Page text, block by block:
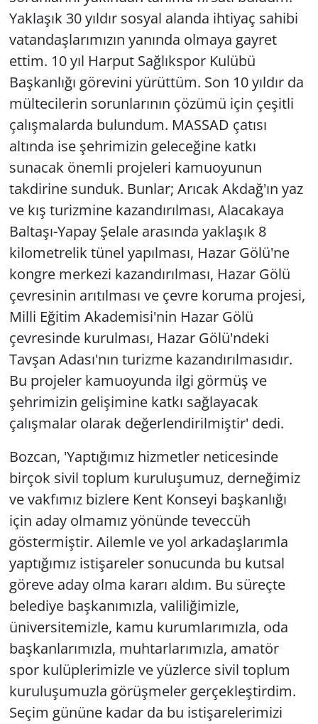
Yaklaşık 30 yıldır sosyal alanda ihtiyaç sahibi
vatandaşlarımızın yanında olmaya gayret
ettim. 10 yıl Harput Sağlıkspor Kulübü
Başkanlığı görevini yürüttüm. Son 10 yıldır da
mültecilerin sorunlarının çözümü için çeşitli
çalışmalarda bulundum. MASSAD çatısı
altında ise şehrimizin geleceğine katkı
sunacak önemli projeleri kamuoyunun
takdirine sunduk. Bunlar; Arıcak Akdağ'ın yaz
ve kış turizmine kazandırılması, Alacakaya
Baltaşı-Yapay Şelale arasında yaklaşık 8
kilometrelik tünel yapılması, Hazar Gölü'ne
kongre merkezi kazandırılması, Hazar Gölü
çevresinin arıtılması ve çevre koruma projesi,
Milli Eğitim Akademisi'nin Hazar Gölü
çevresinde kurulması, Hazar Gölü'ndeki
Tavşan Adası'nın turizme kazandırılmasıdır.
Bu projeler kamuoyunda ilgi görmüş ve
şehrimizin gelişimine katkı sağlayacak
çalışmalar olarak değerlendirilmiştir' dedi.
Bozcan, 'Yaptığımız hizmetler neticesinde
birçok sivil toplum kuruluşumuz, derneğimiz
ve vakfımız bizlere Kent Konseyi başkanlığı
için aday olmamız yönünde teveccüh
göstermiştir. Ailemle ve yol arkadaşlarımla
yaptığımız istişareler sonucunda bu kutsal
göreve aday olma kararı aldım. Bu süreçte
belediye başkanımızla, valiliğimizle,
üniversitemizle, kamu kurumlarımızla, oda
başkanlarımızla, muhtarlarımızla, amatör
spor kulüplerimizle ve yüzlerce sivil toplum
kuruluşumuzla görüşmeler gerçekleştirdim.
Seçim gününe kadar da bu istişarelerimizi